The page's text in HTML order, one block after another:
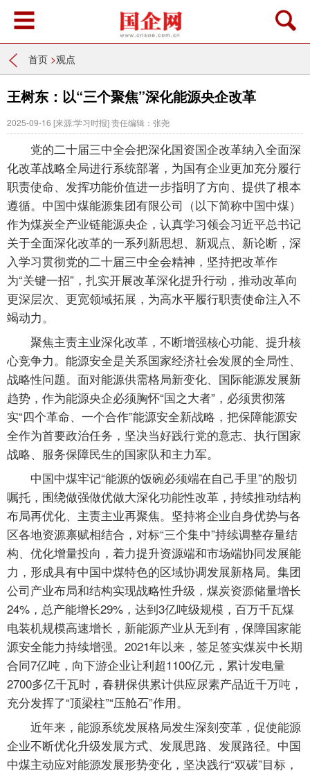
首页 >观点
王树东：以“三个聚焦”深化能源央企改革
2025-09-16 [来源:学习时报]责任编辑：张尧
党的二十届三中全会把深化国资国企改革纳入全面深
化改革战略全局进行系统部署，为国有企业更加充分履行
职责使命、发挥功能价值进一步指明了方向、提供了根本
遵循。中国中煤能源集团有限公司（以下简称中国中煤）
作为煤炭全产业链能源央企，认真学习领会习近平总书记
关于全面深化改革的一系列新思想、新观点、新论断，深
入学习贯彻党的二十届三中全会精神，坚持把改革作
为“关键一招”，扎实开展改革深化提升行动，推动改革向
更深层次、更宽领域拓展，为高水平履行职责使命注入不
竭动力。
聚焦主责主业深化改革，不断增强核心功能、提升核
心竞争力。能源安全是关系国家经济社会发展的全局性、
战略性问题。面对能源供需格局新变化、国际能源发展新
趋势，作为能源央企必须胸怀“国之大者”，必须贯彻落
实“四个革命、一个合作”能源安全新战略，把保障能源安
全作为首要政治任务，坚决当好践行党的意志、执行国家
战略、服务保障民生的国家队和主力军。
中国中煤牢记“能源的饭碗必须端在自己手里”的殷切
嘱托，围绕做强做优做大深化功能性改革，持续推动结构
布局再优化、主责主业再聚焦。坚持将企业自身优势与各
区各地资源禀赋相结合，对标“三个集中”持续调整存量结
构、优化增量投向，着力提升资源端和市场端协同发展能
力，形成具有中国中煤特色的区域协调发展新格局。集团
公司产业布局和结构实现战略性升级，煤炭资源储量增长
24%，总产能增长29%，达到3亿吨级规模，百万千瓦煤
电装机规模高速增长，新能源产业从无到有，保障国家能
源安全能力持续增强。2021年以来，签足签实煤炭中长期
合同7亿吨，向下游企业让利超1100亿元，累计发电量
2700多亿千瓦时，春耕保供累计供应尿素产品近千万吨，
充分发挥了“顶梁柱”“压舱石”作用。
近年来，能源系统发展格局发生深刻变革，促使能源
企业不断优化升级发展方式、发展思路、发展路径。中国
中煤主动应对能源发展形势变化，坚决践行“双碳”目标，